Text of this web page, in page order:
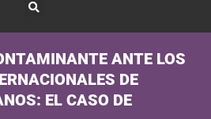
ANTE LOS
DE
EL CASO DE